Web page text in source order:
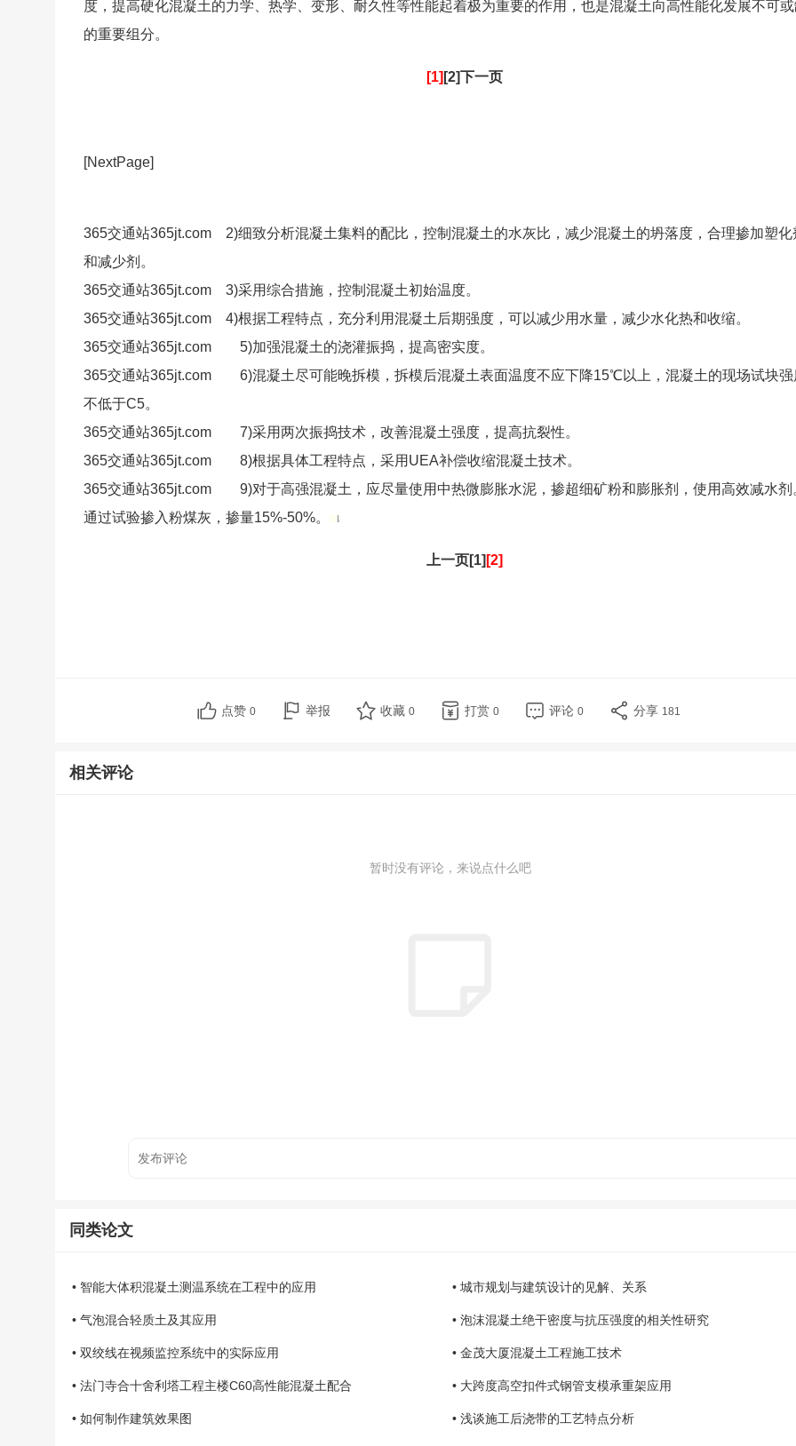
度，提高硬化混凝土的力学、热学、变形、耐久性等性能起着极为重要的作用，也是混凝土向高性能化发展不可
的重要组分。
[1] [2]下一页
[NextPage]
365交通站365jt.com 2)细致分析混凝土集料的配比，控制混凝土的水灰比，减少混凝土的坍落度，合理掺加塑化
和减少剂。
365交通站365jt.com 3)采用综合措施，控制混凝土初始温度。
365交通站365jt.com 4)根据工程特点，充分利用混凝土后期强度，可以减少用水量，减少水化热和收缩。
365交通站365jt.com 5)加强混凝土的浇灌振捣，提高密实度。
365交通站365jt.com 6)混凝土尽可能晚拆模，拆模后混凝土表面温度不应下降15℃以上，混凝土的现场试块强
不低于C5。
365交通站365jt.com 7)采用两次振捣技术，改善混凝土强度，提高抗裂性。
365交通站365jt.com 8)根据具体工程特点，采用UEA补偿收缩混凝土技术。
365交通站365jt.com 9)对于高强混凝土，应尽量使用中热微膨胀水泥，掺超细矿粉和膨胀剂，使用高效减水剂
通过试验掺入粉煤灰，掺量15%-50%。
上一页[1] [2]
点赞 0 举报 收藏 0 打赏 0 评论 0 分享 181
相关评论
暂时没有评论，来说点什么吧
同类论文
• 智能大体积混凝土测温系统在工程中的应用 • 城市规划与建筑设计的见解、关系
• 气泡混合轻质土及其应用 • 泡沫混凝土绝干密度与抗压强度的相关性研究
• 双绞线在视频监控系统中的实际应用 • 金茂大厦混凝土工程施工技术
• 法门寺合十舍利塔工程主楼C60高性能混凝土配合 • 大跨度高空扣件式钢管支模承重架应用
• 如何制作建筑效果图 • 浅谈施工后浇带的工艺特点分析